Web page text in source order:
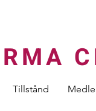
Tillstånd